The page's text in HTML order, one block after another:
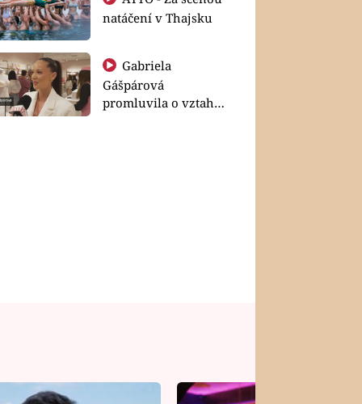
natáčení v Thajsku
Gabriela
Gášpárová
promluvila o vztahu